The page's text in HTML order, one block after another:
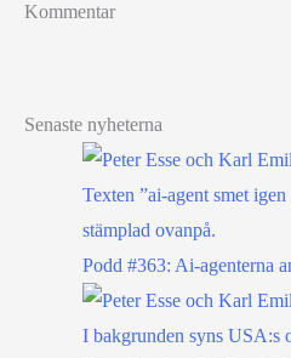
Kommentar
Senaste nyheterna
Podd #363: Ai-agenterna